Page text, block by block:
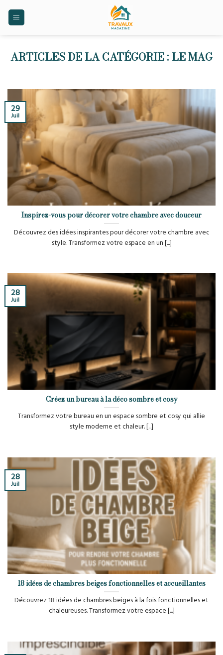
LE MAG
Inspirez-vous pour décorer votre chambre avec douceur
Découvrez des idées inspirantes pour décorer votre chambre avec
style. Transformez votre espace en un [...]
29
Juil
Créez un bureau à la déco sombre et cosy
Transformez votre bureau en un espace sombre et cosy qui allie
style moderne et chaleur. [...]
28
Juil
18 idées de chambres beiges fonctionnelles et accueillantes
Découvrez 18 idées de chambres beiges à la fois fonctionnelles et
chaleureuses. Transformez votre espace [...]
28
Juil